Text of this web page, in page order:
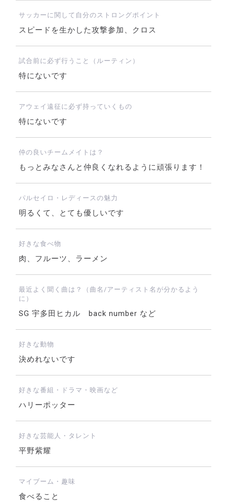
サッカーに関して自分のストロングポイント
スピードを生かした攻撃参加、クロス
試合前に必ず行うこと（ルーティン）
特にないです
アウェイ遠征に必ず持っていくもの
特にないです
仲の良いチームメイトは？
もっとみなさんと仲良くなれるように頑張ります！
パルセイロ・レディースの魅力
明るくて、とても優しいです
好きな食べ物
肉、フルーツ、ラーメン
最近よく聞く曲は？（曲名/アーティスト名が分かるよう
に）
SG 宇多田ヒカル back number など
好きな動物
決めれないです
好きな番組・ドラマ・映画など
ハリーポッター
好きな芸能人・タレント
平野紫耀
マイブーム・趣味
食べること